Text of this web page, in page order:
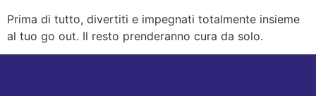
Prima di tutto, divertiti e impegnati totalmente insieme
al tuo go out. Il resto prenderanno cura da solo.